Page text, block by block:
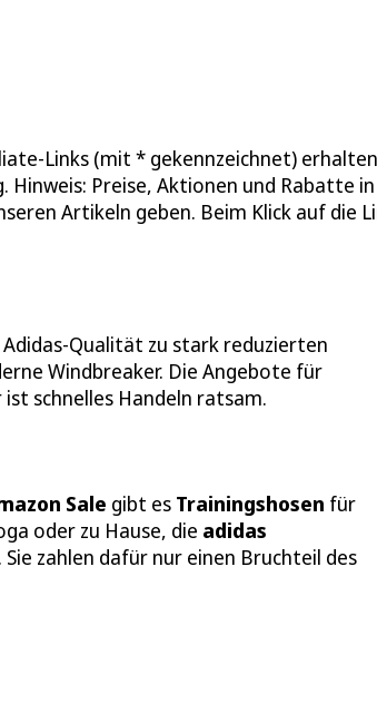
Links (mit * gekennzeichnet)
Preise, Aktionen und Rabatte
Artikeln geben. Beim Klick auf die
Qualität zu stark reduzierten
Windbreaker. Die Angebote für
schnelles Handeln ratsam.
Sale gibt es Trainingshosen für
oder zu Hause, die adidas
zahlen dafür nur einen Bruchteil des